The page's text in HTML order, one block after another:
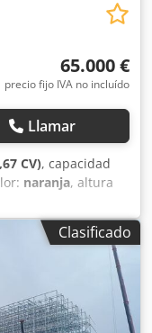
65.000 €
precio fijo IVA no incluído
Llamar
CV), capacidad
naranja, altura
14.400 kg
772 x 264 x
Tier IIIB
cargadora
y eficiente para
Ideal para
Clasificado